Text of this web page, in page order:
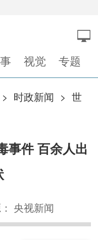
视觉 专题
> 时政新闻 > 世
事件 百余人出
央视新闻